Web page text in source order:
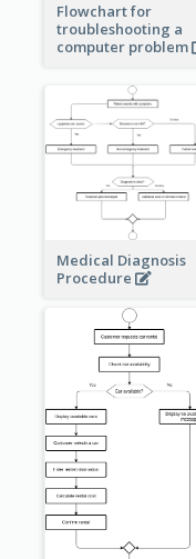
Flowchart for
troubleshooting a
computer problem
Medical Diagnosis
Procedure